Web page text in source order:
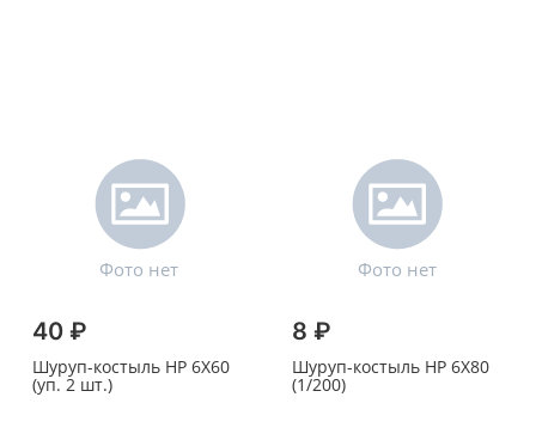
40 ₽
Шуруп-костыль HP 6X60
(уп. 2 шт.)
8 ₽
Шуруп-костыль HP 6X80
(1/200)